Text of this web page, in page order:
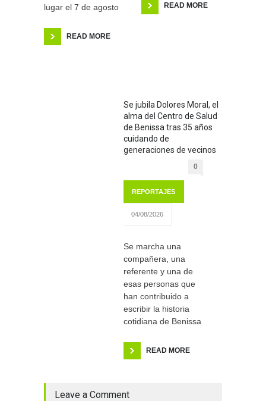
lugar el 7 de agosto
READ MORE
READ MORE
Se jubila Dolores Moral, el
alma del Centro de Salud
de Benissa tras 35 años
cuidando de
generaciones de vecinos
0
REPORTAJES
04/08/2026
Se marcha una
compañera, una
referente y una de
esas personas que
han contribuido a
escribir la historia
cotidiana de Benissa
READ MORE
Leave a Comment